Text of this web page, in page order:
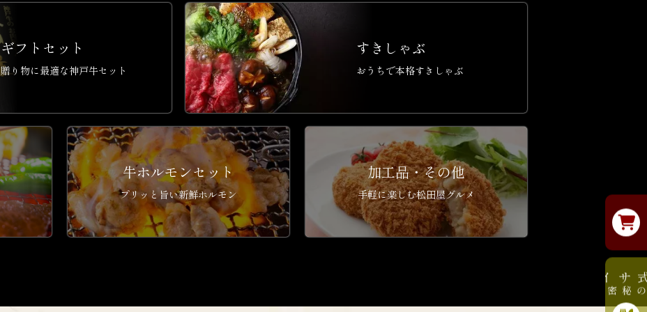
ギフトセット
贈り物に最適な神戸牛セット
すきしゃぶ
おうちで本格すきしゃぶ
牛ホルモンセット
プリッと旨い新鮮ホルモン
加工品・その他
手軽に楽しむ松田屋グルメ